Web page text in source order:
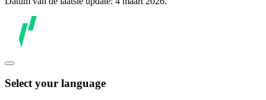
Select your language